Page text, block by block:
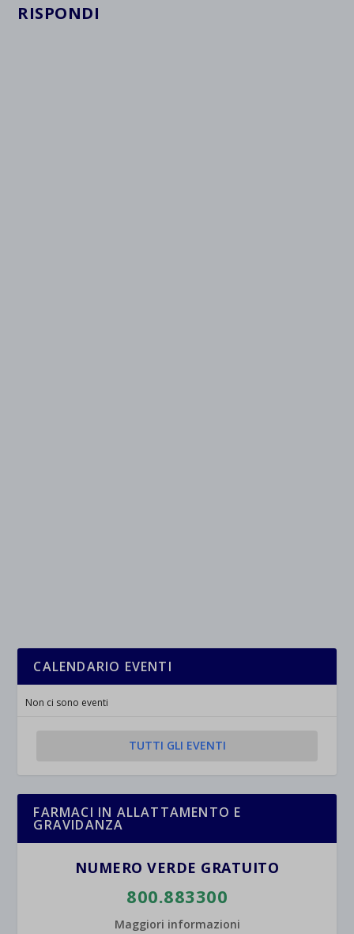
RISPONDI
CALENDARIO EVENTI
Non ci sono eventi
TUTTI GLI EVENTI
FARMACI IN ALLATTAMENTO E
GRAVIDANZA
NUMERO VERDE GRATUITO
800.883300
Maggiori informazioni